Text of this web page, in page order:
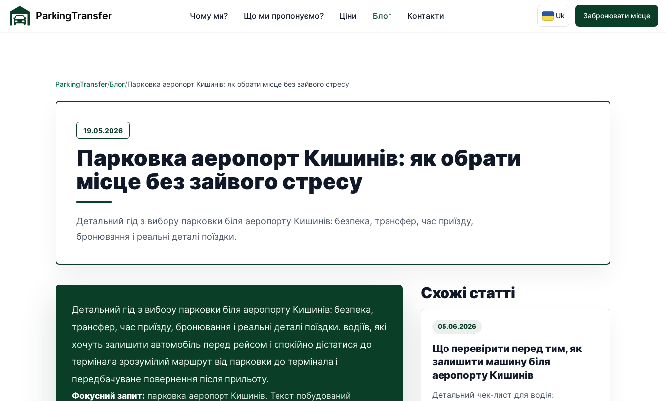
ParkingTransfer Uk Забронювати місце
Чому ми? Що ми пропонуємо? Ціни Блог Контакти
ParkingTransfer/Блог/Парковка аеропорт Кишинів: як обрати місце без зайвого стресу
19.05.2026
Парковка аеропорт Кишинів: як обрати
місце без зайвого стресу
Детальний гід з вибору парковки біля аеропорту Кишинів: безпека, трансфер, час приїзду,
бронювання і реальні деталі поїздки.
Детальний гід з вибору парковки біля аеропорту Кишинів: безпека,
трансфер, час приїзду, бронювання і реальні деталі поїздки. водіїв, які
хочуть залишити автомобіль перед рейсом і спокійно дістатися до
термінала зрозумілий маршрут від парковки до термінала і
передбачуване повернення після прильоту.
Фокусний запит: парковка аеропорт Кишинів. Текст побудований
Схожі статті
05.06.2026
Що перевірити перед тим, як
залишити машину біля
аеропорту Кишинів
Детальний чек-лист для водія: